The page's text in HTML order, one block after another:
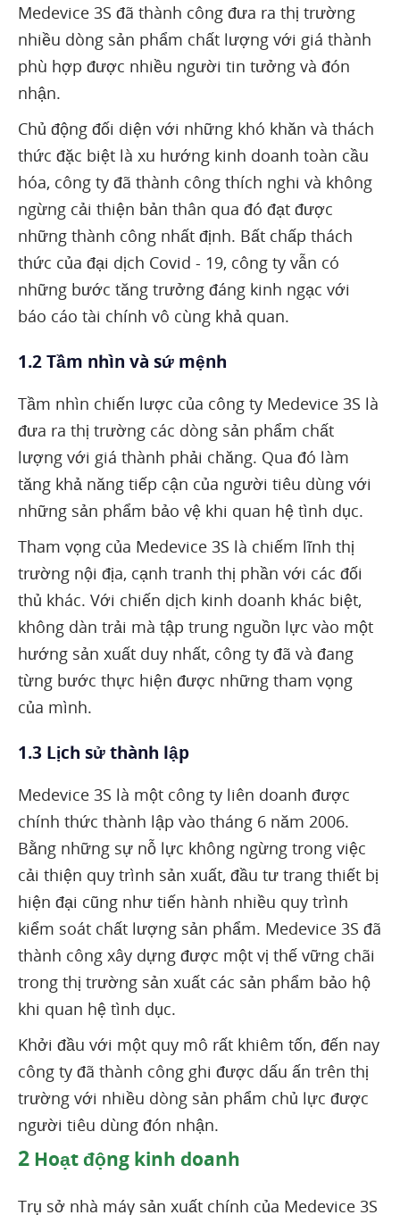
Medevice 3S đã thành công đưa ra thị trường
nhiều dòng sản phẩm chất lượng với giá thành
phù hợp được nhiều người tin tưởng và đón
nhận.
Chủ động đối diện với những khó khăn và thách
thức đặc biệt là xu hướng kinh doanh toàn cầu
hóa, công ty đã thành công thích nghi và không
ngừng cải thiện bản thân qua đó đạt được
những thành công nhất định. Bất chấp thách
thức của đại dịch Covid - 19, công ty vẫn có
những bước tăng trưởng đáng kinh ngạc với
báo cáo tài chính vô cùng khả quan.
1.2 Tầm nhìn và sứ mệnh
Tầm nhìn chiến lược của công ty Medevice 3S là
đưa ra thị trường các dòng sản phẩm chất
lượng với giá thành phải chăng. Qua đó làm
tăng khả năng tiếp cận của người tiêu dùng với
những sản phẩm bảo vệ khi quan hệ tình dục.
Tham vọng của Medevice 3S là chiếm lĩnh thị
trường nội địa, cạnh tranh thị phần với các đối
thủ khác. Với chiến dịch kinh doanh khác biệt,
không dàn trải mà tập trung nguồn lực vào một
hướng sản xuất duy nhất, công ty đã và đang
từng bước thực hiện được những tham vọng
của mình.
1.3 Lịch sử thành lập
Medevice 3S là một công ty liên doanh được
chính thức thành lập vào tháng 6 năm 2006.
Bằng những sự nỗ lực không ngừng trong việc
cải thiện quy trình sản xuất, đầu tư trang thiết bị
hiện đại cũng như tiến hành nhiều quy trình
kiểm soát chất lượng sản phẩm. Medevice 3S đã
thành công xây dựng được một vị thế vững chãi
trong thị trường sản xuất các sản phẩm bảo hộ
khi quan hệ tình dục.
Khởi đầu với một quy mô rất khiêm tốn, đến nay
công ty đã thành công ghi được dấu ấn trên thị
trường với nhiều dòng sản phẩm chủ lực được
người tiêu dùng đón nhận.
2 Hoạt động kinh doanh
Trụ sở nhà máy sản xuất chính của Medevice 3S